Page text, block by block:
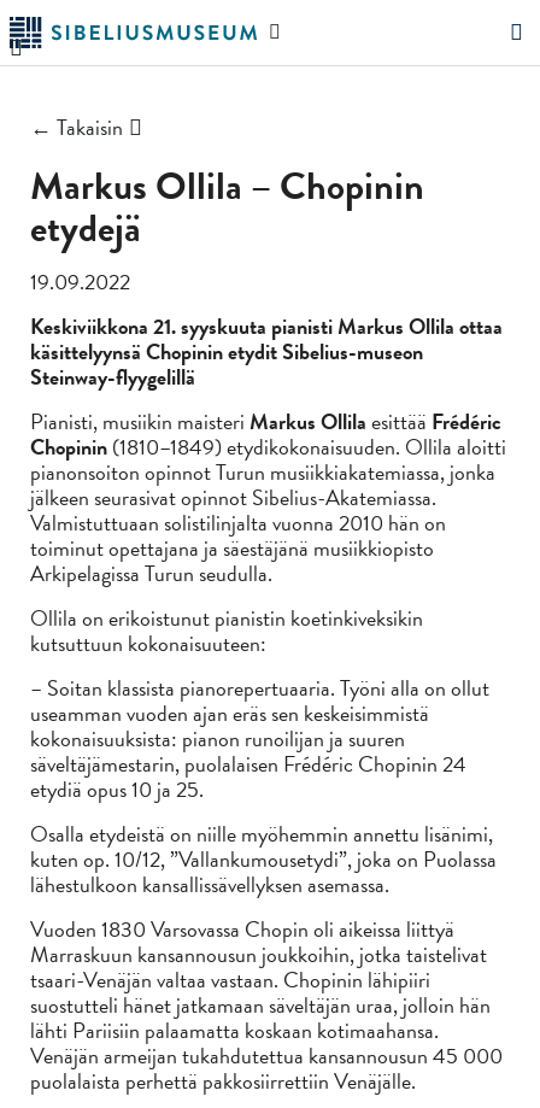
Siirry
pääsisältöön
Hae
← Takaisin
Markus Ollila – Chopinin
etydejä
19.09.2022
Keskiviikkona 21. syyskuuta pianisti Markus Ollila ottaa
käsittelyynsä Chopinin etydit Sibelius-museon
Steinway-flyygelillä
Pianisti, musiikin maisteriMarkus Ollilaesittää Frédéric
Chopinin(1810–1849) etydikokonaisuuden. Ollila aloitti
pianonsoiton opinnot Turun musiikkiakatemiassa, jonka
jälkeen seurasivat opinnot Sibelius-Akatemiassa.
Valmistuttuaan solistilinjalta vuonna 2010 hän on
toiminut opettajana ja säestäjänä musiikkiopisto
Arkipelagissa Turun seudulla.
Ollila on erikoistunut pianistin koetinkiveksikin
kutsuttuun kokonaisuuteen:
– Soitan klassista pianorepertuaaria. Työni alla on ollut
useamman vuoden ajan eräs sen keskeisimmistä
kokonaisuuksista: pianon runoilijan ja suuren
säveltäjämestarin, puolalaisen Frédéric Chopinin 24
etydiä opus 10 ja 25.
Osalla etydeistä on niille myöhemmin annettu lisänimi,
kuten op. 10/12, ”Vallankumousetydi”, joka on Puolassa
lähestulkoon kansallissävellyksen asemassa.
Vuoden 1830 Varsovassa Chopin oli aikeissa liittyä
Marraskuun kansannousun joukkoihin, jotka taistelivat
tsaari-Venäjän valtaa vastaan. Chopinin lähipiiri
suostutteli hänet jatkamaan säveltäjän uraa, jolloin hän
lähti Pariisiin palaamatta koskaan kotimaahansa.
Venäjän armeijan tukahdutettua kansannousun 45 000
puolalaista perhettä pakkosiirrettiin Venäjälle.